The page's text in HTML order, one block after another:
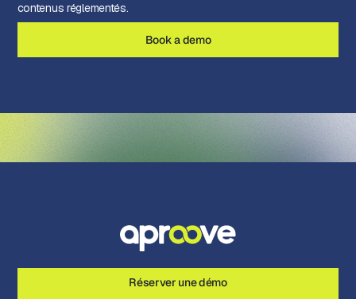
contenus réglementés.
Book a demo
Réserver une démo